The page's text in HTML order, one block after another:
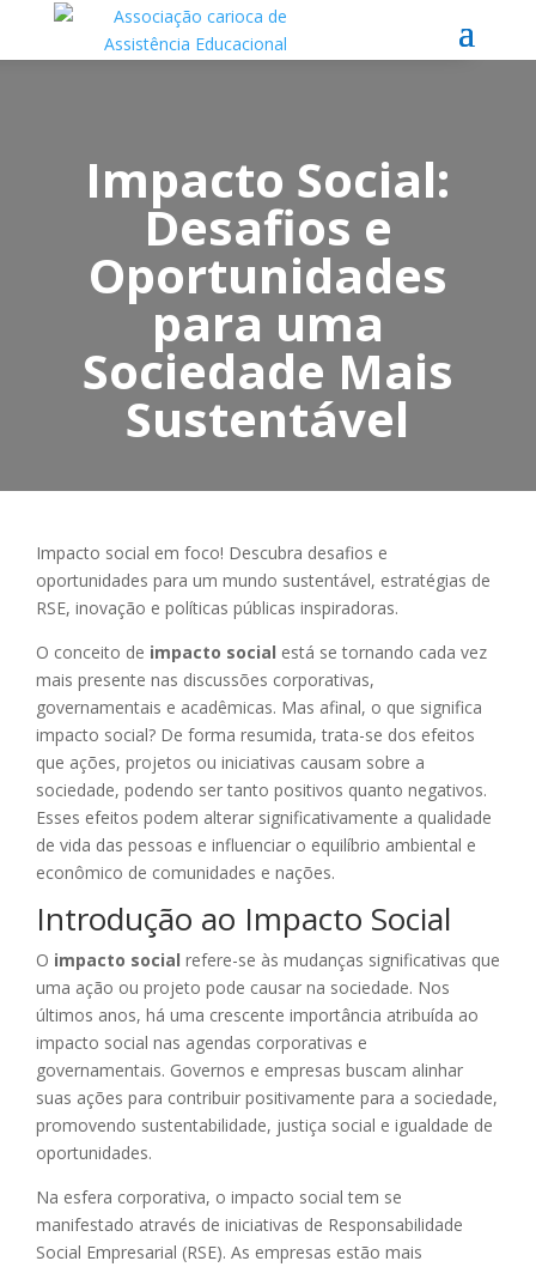
Impacto Social:
Desafios e
Oportunidades
para uma
Sociedade Mais
Sustentável
Impacto social em foco! Descubra desafios e
oportunidades para um mundo sustentável, estratégias de
RSE, inovação e políticas públicas inspiradoras.
O conceito de impacto social está se tornando cada vez
mais presente nas discussões corporativas,
governamentais e acadêmicas. Mas afinal, o que significa
impacto social? De forma resumida, trata-se dos efeitos
que ações, projetos ou iniciativas causam sobre a
sociedade, podendo ser tanto positivos quanto negativos.
Esses efeitos podem alterar significativamente a qualidade
de vida das pessoas e influenciar o equilíbrio ambiental e
econômico de comunidades e nações.
Introdução ao Impacto Social
O impacto social refere-se às mudanças significativas que
uma ação ou projeto pode causar na sociedade. Nos
últimos anos, há uma crescente importância atribuída ao
impacto social nas agendas corporativas e
governamentais. Governos e empresas buscam alinhar
suas ações para contribuir positivamente para a sociedade,
promovendo sustentabilidade, justiça social e igualdade de
oportunidades.
Na esfera corporativa, o impacto social tem se
manifestado através de iniciativas de Responsabilidade
Social Empresarial (RSE). As empresas estão mais